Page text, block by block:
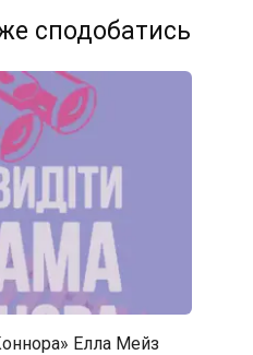
сподобатись
Елла Мейз